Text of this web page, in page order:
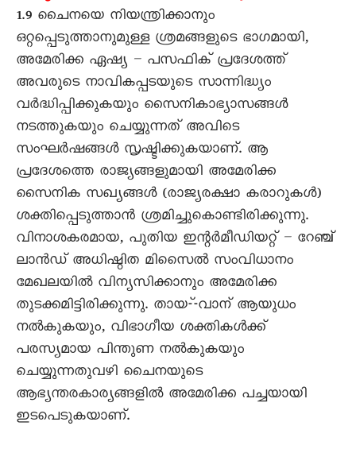
1.9 ചൈനയെ നിയന്ത്രിക്കാനും
ഒറ്റപ്പെടുത്താനുമുള്ള ശ്രമങ്ങളുടെ ഭാഗമായി,
അമേരിക്ക ഏഷ്യ – പസഫിക് പ്രദേശത്ത്
അവരുടെ നാവികപ്പടയുടെ സാന്നിദ്ധ്യം
വർദ്ധിപ്പിക്കുകയും സൈനികാഭ്യാസങ്ങൾ
നടത്തുകയും ചെയ്യുന്നത് അവിടെ
സംഘർഷങ്ങൾ സൃഷ്ടിക്കുകയാണ്. ആ
പ്രദേശത്തെ രാജ്യങ്ങളുമായി അമേരിക്ക
സൈനിക സഖ്യങ്ങൾ (രാജ്യരക്ഷാ കരാറുകൾ)
ശക്തിപ്പെടുത്താൻ ശ്രമിച്ചുകൊണ്ടിരിക്കുന്നു.
വിനാശകരമായ, പുതിയ ഇന്റർമീഡിയറ്റ് – റേഞ്ച്
ലാൻഡ് അധിഷ്ഠിത മിസെെൽ സംവിധാനം
മേഖലയിൽ വിന്യസിക്കാനും അമേരിക്ക
തുടക്കമിട്ടിരിക്കുന്നു. തായ-്-വാന് ആയുധം
നൽകുകയും, വിഭാഗീയ ശക്തികൾക്ക്
പരസ്യമായ പിന്തുണ നൽകുകയും
ചെയ്യുന്നതുവഴി ചൈനയുടെ
ആഭ്യന്തരകാര്യങ്ങളിൽ അമേരിക്ക പച്ചയായി
ഇടപെടുകയാണ്.